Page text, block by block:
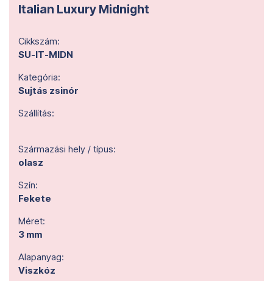
Italian Luxury Midnight
Cikkszám:
SU-IT-MIDN
Kategória:
Sujtás zsinór
Szállítás:
Származási hely / típus:
olasz
Szín:
Fekete
Méret:
3 mm
Alapanyag:
Viszkóz